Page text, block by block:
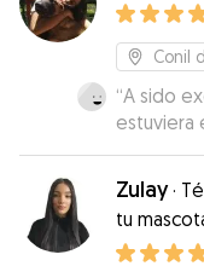
Conil
“A sido
estuviera
Zulay·
tu